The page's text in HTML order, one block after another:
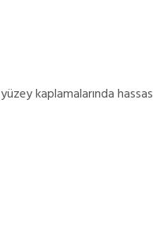
kaplamalarında hassas